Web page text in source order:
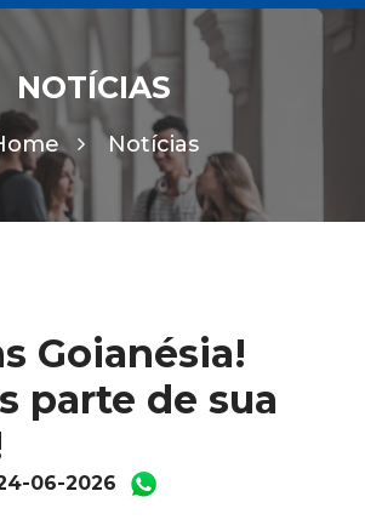
NOTÍCIAS
Notícias
Goianésia!
parte de sua
06-2026